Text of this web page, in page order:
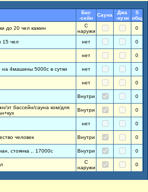
Бас
-сейн
Сауна
Джа
-кузи
S
общ
до 20 чел камин
С
наружи
0
15 чел нет 0
нет 0
на 4машины 5000с в сутки нет 0
нет 0
Внутри 0
эт бассейн/сауна ком/для
Внутри 0
нет 0
человек Внутри 0
стоянка ,. 17000с Внутри 0
С
наружи
0